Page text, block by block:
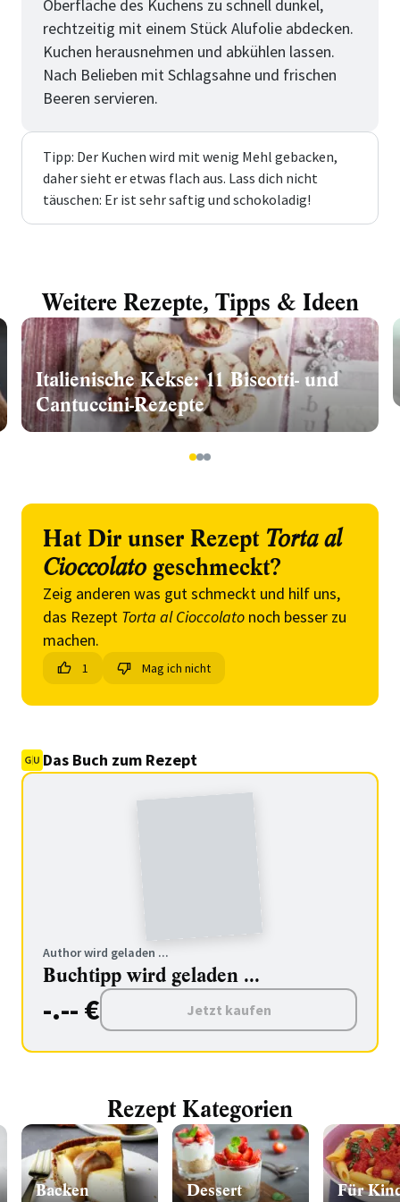
Oberfläche des Kuchens zu schnell dunkel,
rechtzeitig mit einem Stück Alufolie abdecken.
Kuchen herausnehmen und abkühlen lassen.
Nach Belieben mit Schlagsahne und frischen
Beeren servieren.
Tipp: Der Kuchen wird mit wenig Mehl gebacken,
daher sieht er etwas flach aus. Lass dich nicht
täuschen: Er ist sehr saftig und schokoladig!
Weitere Rezepte, Tipps & Ideen
Italienische Kekse: 11 Biscotti- und
Cantuccini-Rezepte
123
Hat Dir unser Rezept Torta al
Cioccolato geschmeckt?
Zeig anderen was gut schmeckt und hilf uns,
das Rezept Torta al Cioccolato noch besser zu
machen.
1 Mag ich nicht
Das Buch zum Rezept
Author wird geladen ...
Buchtipp wird geladen ...
-.-- € Jetzt kaufen
Rezept Kategorien
Backen Dessert Für